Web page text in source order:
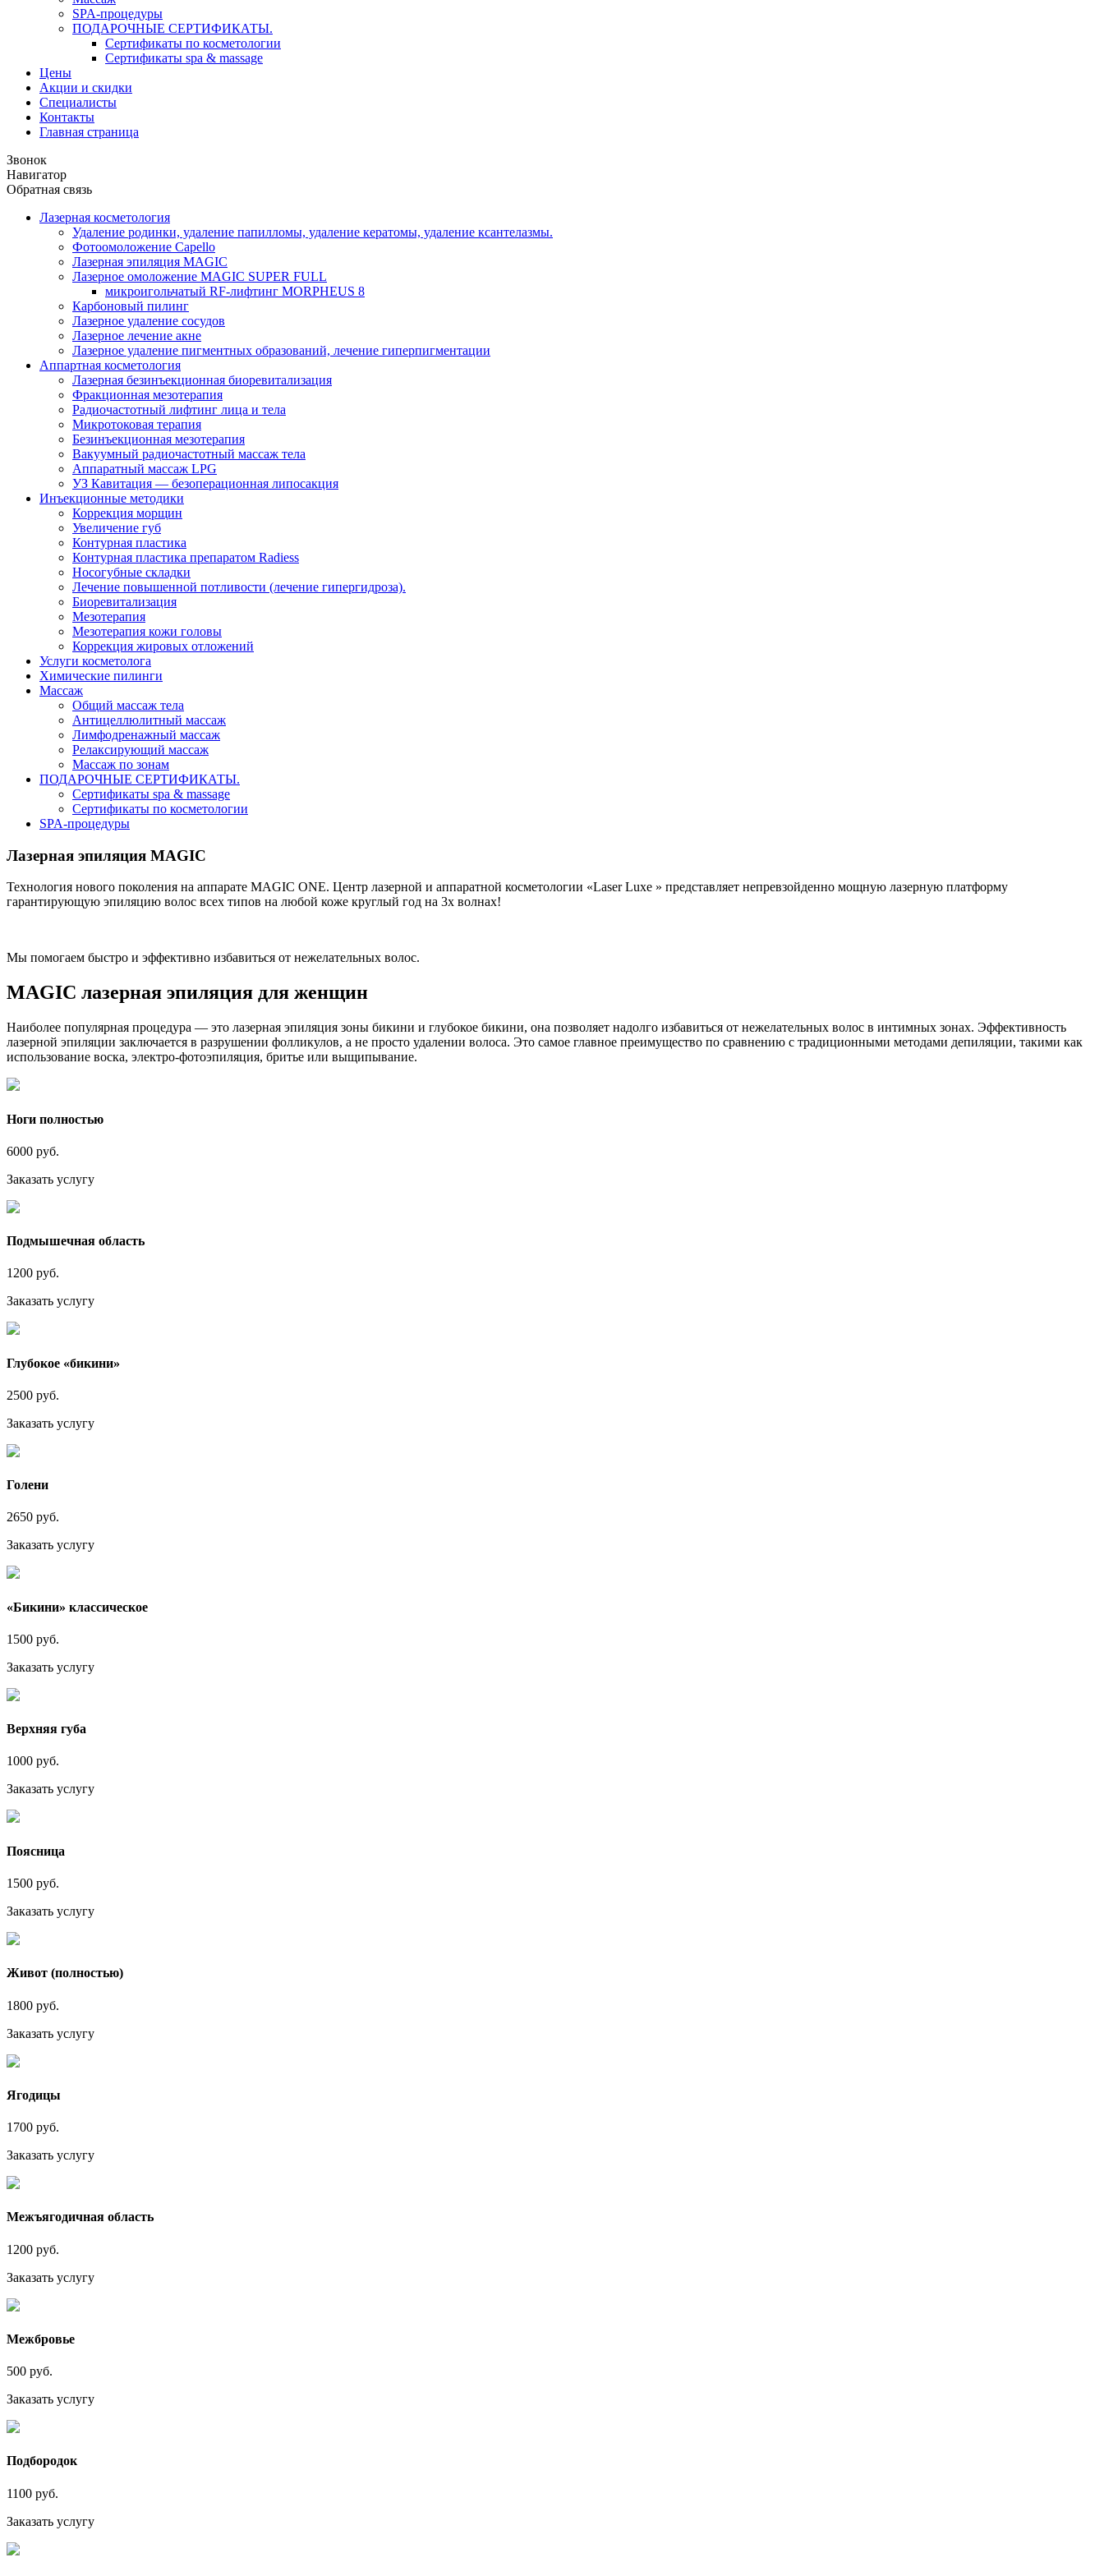
SPA-процедуры
ПОДАРОЧНЫЕ СЕРТИФИКАТЫ.
Сертификаты по косметологии
Сертификаты spa & massage
Цены
Акции и скидки
Специалисты
Контакты
Главная страница
Звонок
Навигатор
Обратная связь
Лазерная косметология
Удаление родинки, удаление папилломы, удаление кератомы, удаление ксантелазмы.
Фотоомоложение Capello
Лазерная эпиляция MAGIC
Лазерное омоложение MAGIC SUPER FULL
микроигольчатый RF-лифтинг MORPHEUS 8
Карбоновый пилинг
Лазерное удаление сосудов
Лазерное лечение акне
Лазерное удаление пигментных образований, лечение гиперпигментации
Аппартная косметология
Лазерная безинъекционная биоревитализация
Фракционная мезотерапия
Радиочастотный лифтинг лица и тела
Микротоковая терапия
Безинъекционная мезотерапия
Вакуумный радиочастотный массаж тела
Аппаратный массаж LPG
УЗ Кавитация — безоперационная липосакция
Инъекционные методики
Коррекция морщин
Увеличение губ
Контурная пластика
Контурная пластика препаратом Radiess
Носогубные складки
Лечение повышенной потливости (лечение гипергидроза).
Биоревитализация
Мезотерапия
Мезотерапия кожи головы
Коррекция жировых отложений
Услуги косметолога
Химические пилинги
Массаж
Общий массаж тела
Антицеллюлитный массаж
Лимфодренажный массаж
Релаксирующий массаж
Массаж по зонам
ПОДАРОЧНЫЕ СЕРТИФИКАТЫ.
Сертификаты spa & massage
Сертификаты по косметологии
SPA-процедуры
Лазерная эпиляция MAGIC
Технология нового поколения на аппарате MAGIC ONE. Центр лазерной и аппаратной косметологии «Laser Luxe » представляет непревзойденно мощную лазерную платформу
гарантирующую эпиляцию волос всех типов на любой коже круглый год на 3х волнах!
Мы помогаем быстро и эффективно избавиться от нежелательных волос.
MAGIC лазерная эпиляция для женщин
Наиболее популярная процедура — это лазерная эпиляция зоны бикини и глубокое бикини, она позволяет надолго избавиться от нежелательных волос в интимных зонах. Эффективность
лазерной эпиляции заключается в разрушении фолликулов, а не просто удалении волоса. Это самое главное преимущество по сравнению с традиционными методами депиляции, такими как
использование воска, электро-фотоэпиляция, бритье или выщипывание.
Ноги полностью
6000 руб.
Заказать услугу
Подмышечная область
1200 руб.
Заказать услугу
Глубокое «бикини»
2500 руб.
Заказать услугу
Голени
2650 руб.
Заказать услугу
«Бикини» классическое
1500 руб.
Заказать услугу
Верхняя губа
1000 руб.
Заказать услугу
Поясница
1500 руб.
Заказать услугу
Живот (полностью)
1800 руб.
Заказать услугу
Ягодицы
1700 руб.
Заказать услугу
Межъягодичная область
1200 руб.
Заказать услугу
Межбровье
500 руб.
Заказать услугу
Подбородок
1100 руб.
Заказать услугу